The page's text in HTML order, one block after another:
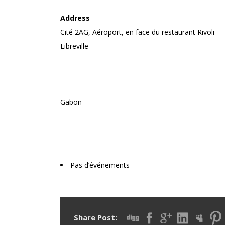
Address
Cité 2AG, Aéroport, en face du restaurant Rivoli
Libreville
Gabon
Pas d’événements
Share Post: